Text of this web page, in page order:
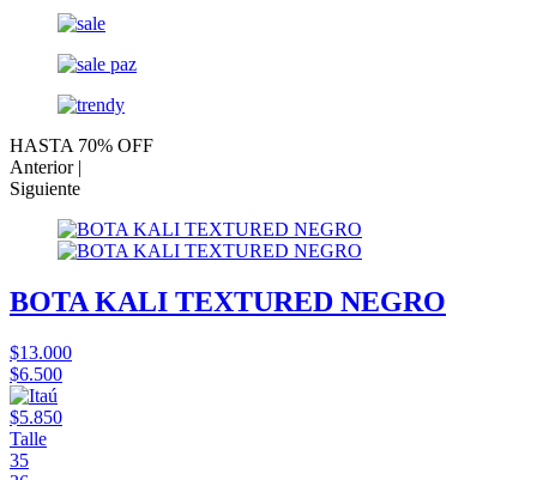
HASTA 70% OFF
Anterior |
Siguiente
BOTA KALI TEXTURED NEGRO
$13.000
$6.500
$5.850
Talle
35